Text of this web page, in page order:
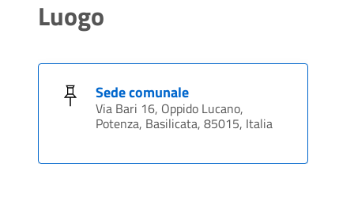
Luogo
Sede comunale
Via Bari 16, Oppido Lucano,
Potenza, Basilicata, 85015, Italia